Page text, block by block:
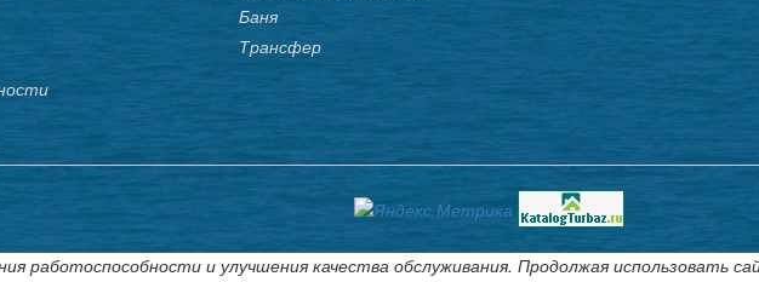
Баня
Трансфер
работоспособности и улучшения качества обслуживания. Продолжая использовать